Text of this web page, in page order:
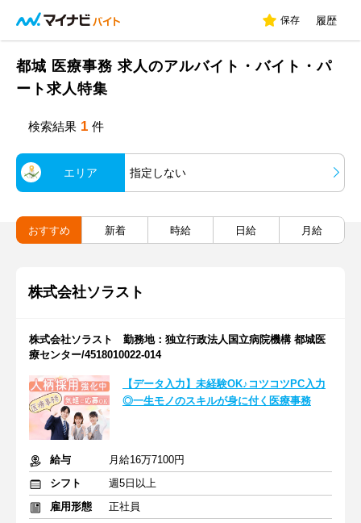
保存 履歴
都城 医療事務 求人のアルバイト・バイト・パ
ート求人特集
検索結果 1 件
エリア 指定しない
おすすめ 新着 時給 日給 月給
株式会社ソラスト
株式会社ソラスト 勤務地：独立行政法人国立病院機構 都城医
療センター/4518010022-014
【データ入力】未経験OK♪コツコツPC入力
◎一生モノのスキルが身に付く医療事務
給与
月給16万7100円
シフト
週5日以上
雇用形態
正社員